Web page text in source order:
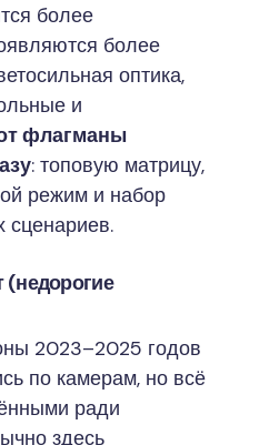
более
более
оптика,
и
флагманы
: топовую матрицу,
режим и набор
2023–2025 годов
по камерам, но всё
ради
здесь